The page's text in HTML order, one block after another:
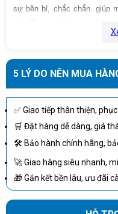
sự bền bỉ, chắc chắn. giúp
MÀN HÌNH VIỀN MỎNG,
Laptop HP Pavilion 14-
benzel giúp màn hình được
màn hình tương đối và vừa
hình ảnh hiển thị chi tiết,
trung thực. Kèm với đó là
có góc nhìn rộng lên đến
Ngoài ra, máy còn được
5 LÝ DO NÊN MUA
✅ Giao tiếp thân thiện,
🛒 Đặt hàng dễ dàng, giá
🛠 Bảo hành chính hãng,
🚀 Giao hàng siêu nhanh,
🎁 Gắn kết bền lâu, ưu đãi